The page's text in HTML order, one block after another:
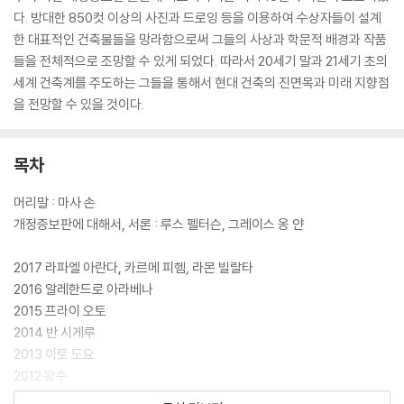
다. 방대한 850컷 이상의 사진과 드로잉 등을 이용하여 수상자들이 설계
한 대표적인 건축물들을 망라함으로써 그들의 사상과 학문적 배경과 작품
들을 전체적으로 조망할 수 있게 되었다. 따라서 20세기 말과 21세기 초의
세계 건축계를 주도하는 그들을 통해서 현대 건축의 진면목과 미래 지향점
을 전망할 수 있을 것이다.
목차
머리말 : 마사 손
개정증보판에 대해서, 서론 : 루스 펠터슨, 그레이스 옹 얀
2017 라파엘 아란다, 카르메 피헴, 라몬 빌랄타
2016 알레한드로 아라베나
2015 프라이 오토
2014 반 시게루
2013 이토 도요
2012 왕수
2011 에두아르두 소투 드 모라